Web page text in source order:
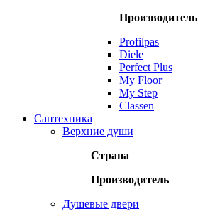
Производитель
Profilpas
Diele
Perfect Plus
My Floor
My Step
Classen
Сантехника
Верхние души
Страна
Производитель
Душевые двери